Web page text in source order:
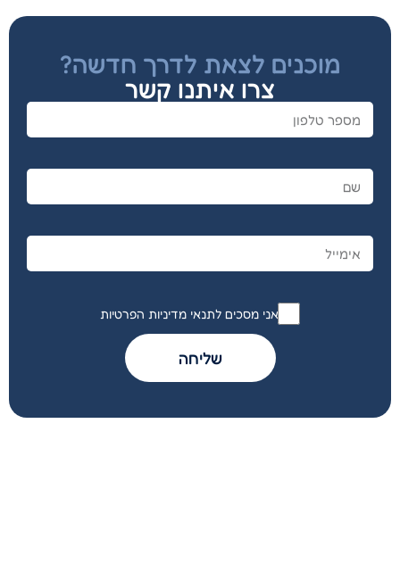
מוכנים לצאת לדרך חדשה?
צרו איתנו קשר
אני מסכים לתנאי מדיניות הפרטיות
שליחה